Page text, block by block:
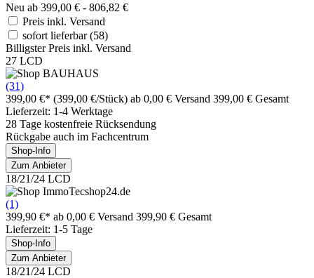
Neu ab 399,00 € - 806,82 €
Preis inkl. Versand
sofort lieferbar(58)
Billigster Preis inkl. Versand
27 LCD
(31)
399,00 €* (399,00 €/Stück) ab 0,00 € Versand 399,00 € Gesamt
Lieferzeit: 1-4 Werktage
28 Tage kostenfreie Rücksendung
Rückgabe auch im Fachcentrum
Shop-Info
Zum Anbieter
18/21/24 LCD
(1)
399,90 €* ab 0,00 € Versand 399,90 € Gesamt
Lieferzeit: 1-5 Tage
Shop-Info
Zum Anbieter
18/21/24 LCD